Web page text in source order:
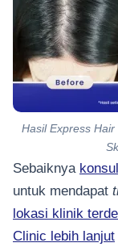
Hasil Express
Sebaiknya
untuk mendapat
lokasi klinik
Clinic lebih lanjut